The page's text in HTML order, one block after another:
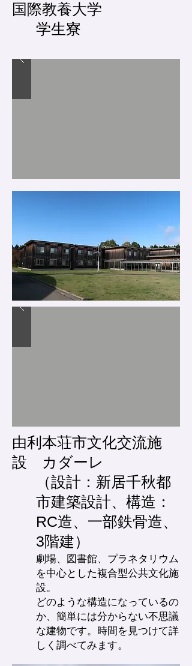
国際教養大学
学生寮
由利本荘市文化交流施
設 カダーレ
（設計：新居千秋都
市建築設計、構造：
RC造、一部鉄骨造、
3階建）
劇場、図書館、プラネタリウム
を中心とした複合型公共文化施
設。
どのような構造になっているの
か、簡単には分からない不思議
な建物です。時間を見つけて詳
しく調べてみます。